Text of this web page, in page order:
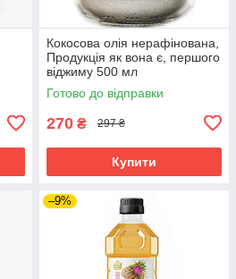
Кокосова олія нерафінована,
Продукція як вона є, першого
віджиму 500 мл
Готово до відправки
270 ₴ 297 ₴
Купити
–9%